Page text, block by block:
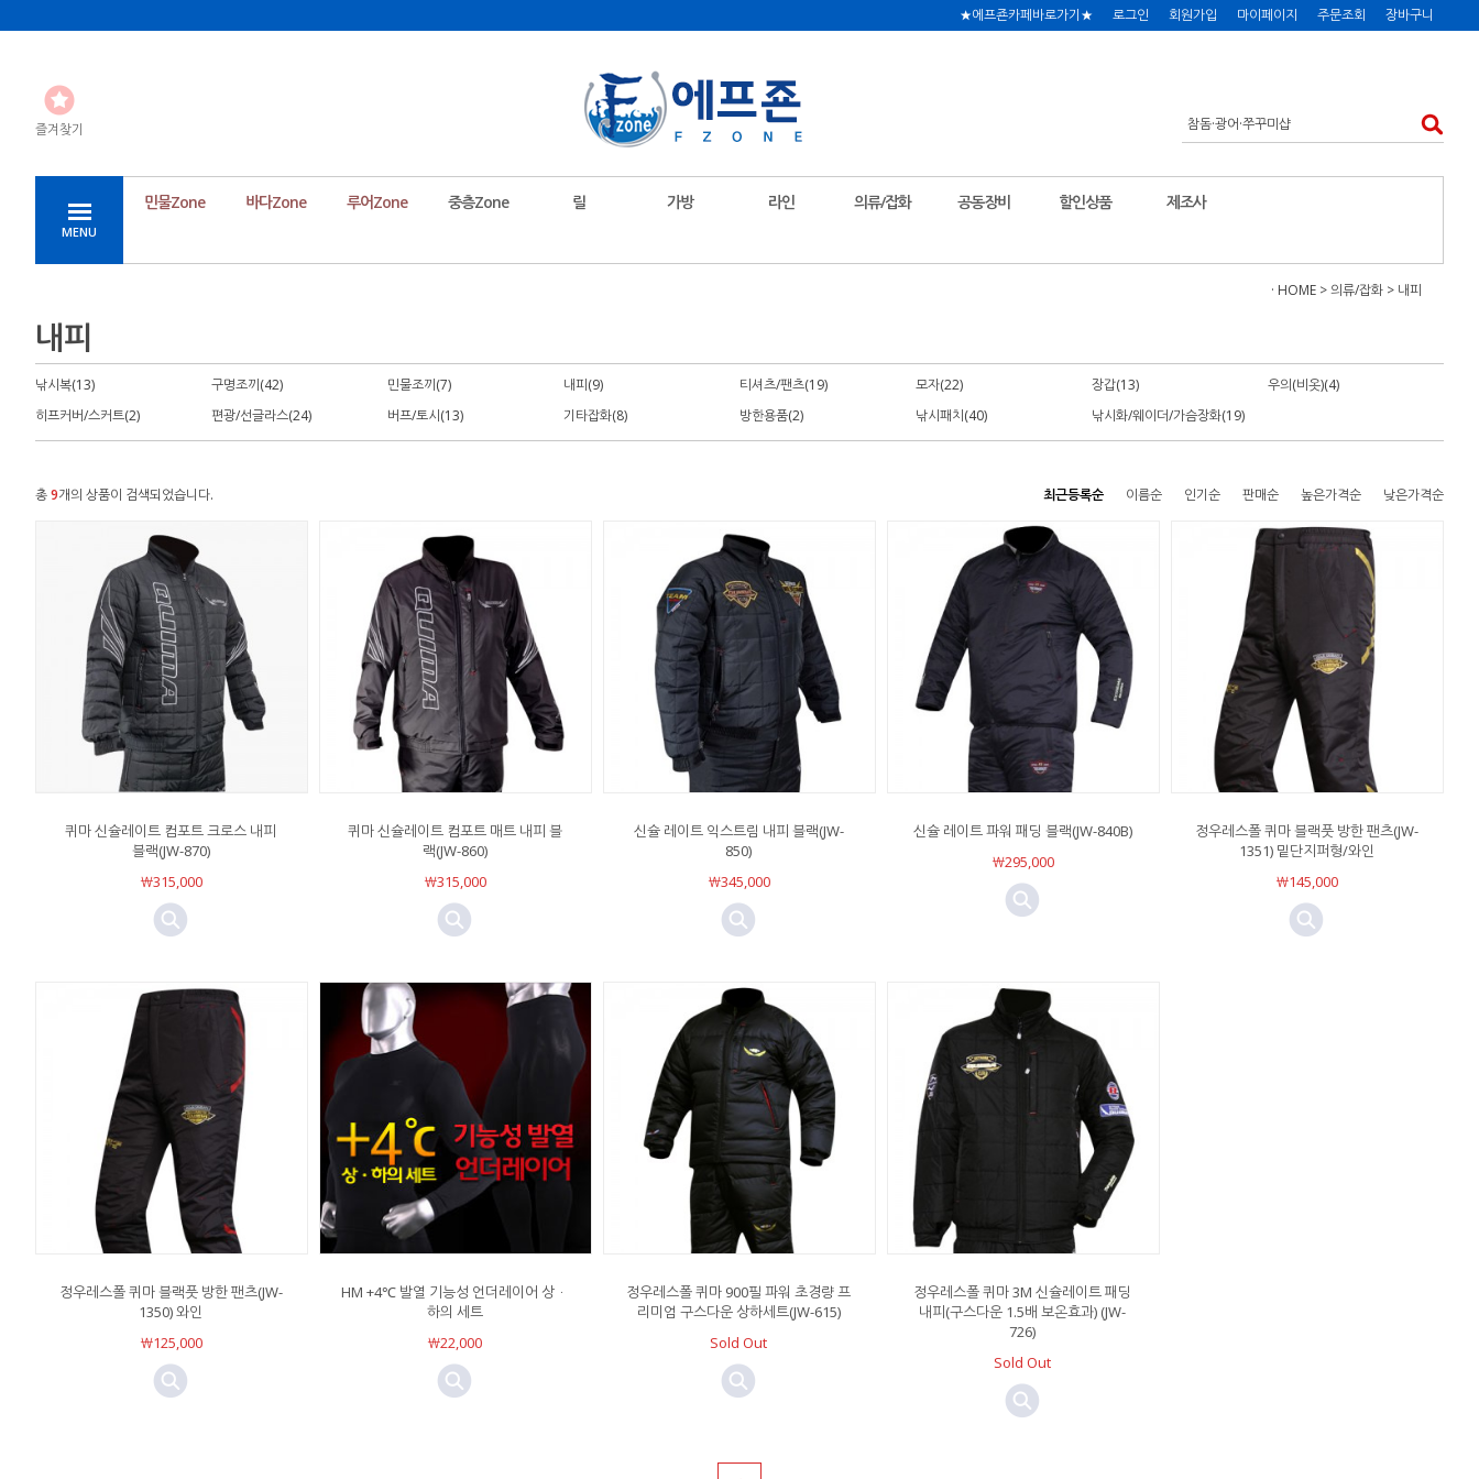
★에프죤카페바로가기★ 로그인 회원가입 마이페이지 주문조회 장바구니
즐겨찾기
MENU
민물Zone 바다Zone 루어Zone 중층Zone 릴 가방 라인 의류/잡화 공동장비 할인상품 제조사
· HOME >의류/잡화 > 내피
내피
낚시복(13) 구명조끼(42) 민물조끼(7) 내피(9) 티셔츠/팬츠(19) 모자(22) 장갑(13)
우의(비옷)(4)
히프커버/스커트(2)
편광/선글라스(24) 버프/토시(13) 기타잡화(8) 방한용품(2) 낚시패치(40) 낚시화/웨이더/가슴장화(19)
총9개의 상품이 검색되었습니다. 최근등록순 이름순 인기순 판매순 높은가격순 낮은가격순
퀴마 신슐레이트 컴포트 크로스 내피
블랙(JW-870)
￦315,000
퀴마 신슐레이트 컴포트 매트 내피 블
랙(JW-860)
￦315,000
신슐 레이트 익스트림 내피 블랙(JW-
850)
￦345,000
신슐 레이트 파워 패딩 블랙(JW-840B)
￦295,000
정우레스폴 퀴마 블랙풋 방한 팬츠(JW-
1351) 밑단지퍼형/와인
￦145,000
정우레스폴 퀴마 블랙풋 방한 팬츠(JW-
1350) 와인
￦125,000
HM +4℃ 발열 기능성 언더레이어 상ㆍ
하의 세트
￦22,000
정우레스폴 퀴마 900필 파워 초경량 프
리미엄 구스다운 상하세트(JW-615)
Sold Out
정우레스폴 퀴마 3M 신슐레이트 패딩
내피(구스다운 1.5배 보온효과) (JW-
726)
Sold Out